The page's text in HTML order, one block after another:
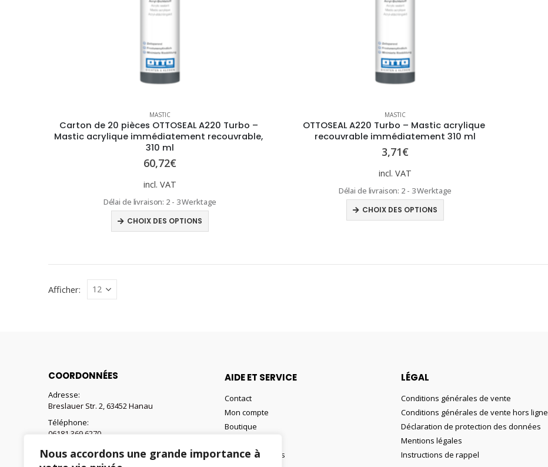
Nous accordons une grande importance à
MASTIC
Carton de 20 pièces OTTOSEAL A220 Turbo –
Mastic acrylique immédiatement recouvrable,
310 ml
60,72€
incl. VAT
Délai de livraison: 2 - 3 Werktage
CHOIX DES OPTIONS
produit
produit
MASTIC
OTTOSEAL A220 Turbo – Mastic acrylique
recouvrable immédiatement 310 ml
3,71€
incl. VAT
Délai de livraison: 2 - 3 Werktage
CHOIX DES OPTIONS
produit
variations.
produit
Afficher:
COORDONNÉES
Adresse:
Breslauer Str. 2, 63452 Hanau
Téléphone:
06181 369 6270
E-mail:
webshop@retax-baustoffe.fr
AIDE ET SERVICE
Contact
Mon compte
Boutique
Liste de souhaits
LÉGAL
Conditions générales de vente
Conditions générales de vente hors ligne
Déclaration de protection des données
Mentions légales
Instructions de rappel